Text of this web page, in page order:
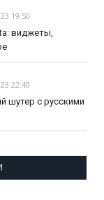
19:50
виджеты,
22:40
шутер с русскими